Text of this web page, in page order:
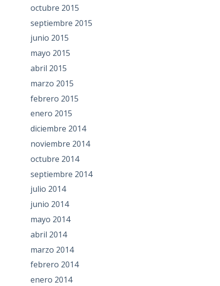
octubre 2015
septiembre 2015
junio 2015
mayo 2015
abril 2015
marzo 2015
febrero 2015
enero 2015
diciembre 2014
noviembre 2014
octubre 2014
septiembre 2014
julio 2014
junio 2014
mayo 2014
abril 2014
marzo 2014
febrero 2014
enero 2014